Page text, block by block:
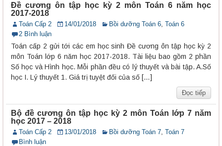
Đề cương ôn tập học kỳ 2 môn Toán 6 năm học
2017-2018
Toán Cấp 2 14/01/2018 Bồi dưỡng Toán 6 Toán 6
2 Bình luận
Toán cấp 2 gửi tới các em học sinh Đề cương ôn tập học kỳ 2
môn Toán lớp 6 năm học 2017-2018. Tài liệu bao gồm 2 phần
Số học và Hình học. Mỗi phần đều có lý thuyết và bài tập. A.Số
học I. Lý thuyết 1. Giá trị tuyệt đối của số […]
Đọc tiếp
Bộ đề cương ôn tập học kỳ 2 môn Toán lớp 7 năm
học 2017 – 2018
Toán Cấp 2 13/01/2018 Bồi dưỡng Toán 7 Toán 7
Bình luận